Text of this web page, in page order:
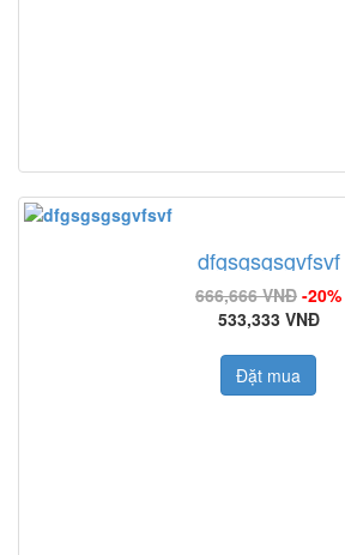
dfgsgsgsgvfsvf
666,666 VNĐ -20%
533,333 VNĐ
Đặt mua